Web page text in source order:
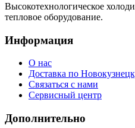
Высокотехнологическое
тепловое оборудование.
Информация
О нас
Доставка по
Связаться с нами
Сервисный центр
Дополнительно